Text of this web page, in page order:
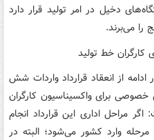
دخیل در امر تولید قرار دارد
را می‌برند.
از انعقاد قرارداد واردات شش
برای واکسیناسیون کارگران
مراحل اداری این قرارداد انجام
وارد کشور می‌شود؛ البته در